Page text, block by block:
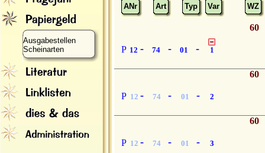
Ausgabestellen
Scheinarten
ANr Art Typ Var WZ
P 12 - 74 - 01 - 1
60
P 12 - 74 - 01 - 2
60
P 12 - 74 - 01 - 3
60